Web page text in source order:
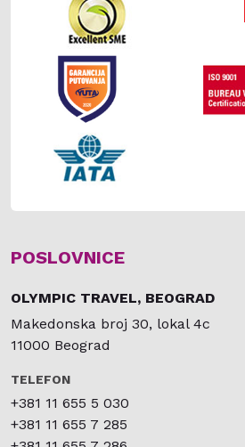
POSLOVNICE
OLYMPIC TRAVEL, BEOGRAD
Makedonska broj 30, lokal 4c
11000 Beograd
TELEFON
+381 11 655 5 030
+381 11 655 7 285